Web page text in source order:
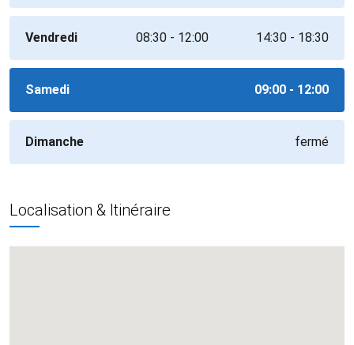
Vendredi 08:30 - 12:00 14:30 - 18:30
Samedi 09:00 - 12:00
Dimanche fermé
Localisation & Itinéraire